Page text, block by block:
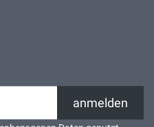
anmelden